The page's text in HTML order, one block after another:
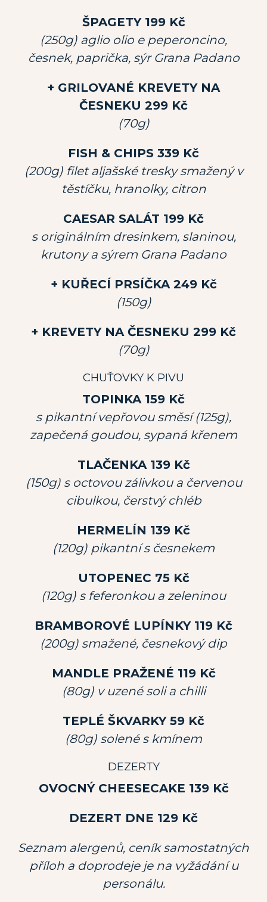
ŠPAGETY 199 Kč
(250g) aglio olio e peperoncino,
česnek, paprička, sýr Grana Padano
+ GRILOVANÉ KREVETY NA
ČESNEKU 299 Kč
(70g)
FISH & CHIPS 339 Kč
(200g) filet aljašské tresky smažený v
těstíčku, hranolky, citron
CAESAR SALÁT 199 Kč
s originálním dresinkem, slaninou,
krutony a sýrem Grana Padano
+ KUŘECÍ PRSÍČKA 249 Kč
(150g)
+ KREVETY NA ČESNEKU 299 Kč
(70g)
CHUŤOVKY K PIVU
TOPINKA 159 Kč
s pikantní vepřovou směsí (125g),
zapečená goudou, sypaná křenem
TLAČENKA 139 Kč
(150g) s octovou zálivkou a červenou
cibulkou, čerstvý chléb
HERMELÍN 139 Kč
(120g) pikantní s česnekem
UTOPENEC 75 Kč
(120g) s feferonkou a zeleninou
BRAMBOROVÉ LUPÍNKY 119 Kč
(200g) smažené, česnekový dip
MANDLE PRAŽENÉ 119 Kč
(80g) v uzené soli a chilli
TEPLÉ ŠKVARKY 59 Kč
(80g) solené s kmínem
DEZERTY
OVOCNÝ CHEESECAKE 139 Kč
DEZERT DNE 129 Kč
Seznam alergenů, ceník samostatných
příloh a doprodeje je na vyžádání u
personálu.